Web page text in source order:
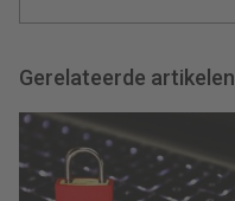
Gerelateerde artikelen